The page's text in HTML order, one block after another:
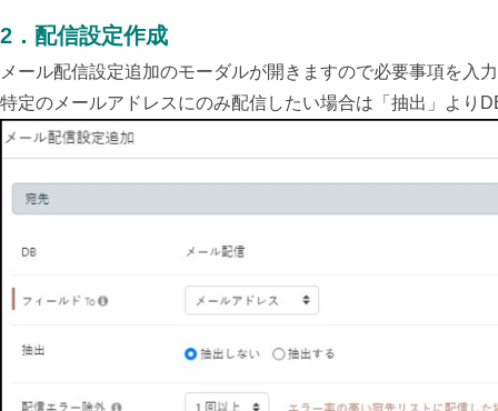
2 ． 配信設定作成
メール配信設定追加のモーダルが開きますので必要事項を入
特定のメールアドレスにのみ配信したい場合は「抽出」より